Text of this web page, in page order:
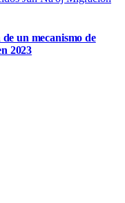
un mecanismo de
2023